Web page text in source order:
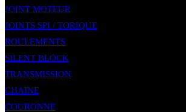
JOINT MOTEUR
JOINTS SPI / TORIQUE
ROULEMENTS
SILENT BLOCK
TRANSMISSION
CHAINE
COURONNE